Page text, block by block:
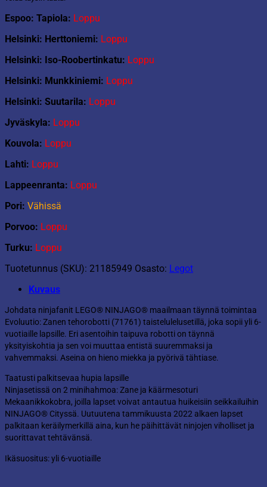
Espoo: Tapiola: Loppu
Helsinki: Herttoniemi: Loppu
Helsinki: Iso-Roobertinkatu: Loppu
Helsinki: Munkkiniemi: Loppu
Helsinki: Suutarila: Loppu
Jyväskyla: Loppu
Kouvola: Loppu
Lahti: Loppu
Lappeenranta: Loppu
Pori: Vähissä
Porvoo: Loppu
Turku: Loppu
Tuotetunnus (SKU): 21185949 Osasto: Legot
Kuvaus
Johdata ninjafanit LEGO® NINJAGO® maailmaan täynnä toimintaa
Evoluutio: Zanen tehorobotti (71761) taistelulelusetillä, joka sopii yli 6-
vuotiaille lapsille. Eri asentoihin taipuva robotti on täynnä
yksityiskohtia ja sen voi muuttaa entistä suuremmaksi ja
vahvemmaksi. Aseina on hieno miekka ja pyörivä tähtiase.
Taatusti palkitsevaa hupia lapsille
Ninjasetissä on 2 minihahmoa: Zane ja käärmesoturi
Mekaanikkokobra, joilla lapset voivat antautua huikeisiin seikkailuihin
NINJAGO® Cityssä. Uutuutena tammikuusta 2022 alkaen lapset
palkitaan keräilymerkillä aina, kun he päihittävät ninjojen viholliset ja
suorittavat tehtävänsä.
Ikäsuositus: yli 6-vuotiaille